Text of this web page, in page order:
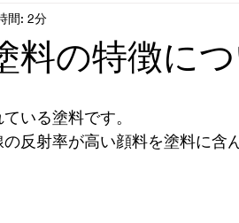
の特徴に
間: 2分
いる塗料です。
反射率が高い顔料を塗料に含